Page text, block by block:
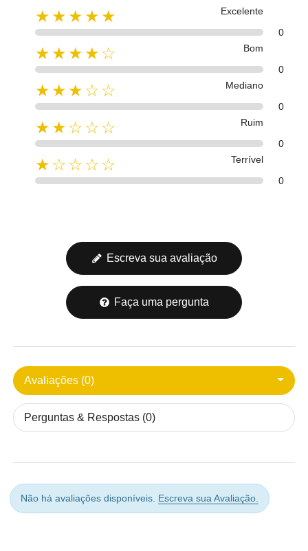
★★★★★
Excelente
0
★★★★☆
Bom
0
★★★☆☆
Mediano
0
★★☆☆☆
Ruim
0
★☆☆☆☆
Terrível
0
Escreva sua avaliação
Faça uma pergunta
Avaliações (0)
Perguntas & Respostas (0)
Não há avaliações disponíveis. Escreva sua Avaliação.